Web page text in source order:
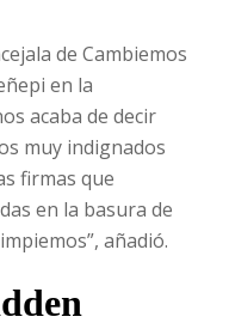
de Cambiemos
en la
acaba de decir
muy indignados
firmas que
en la basura de
añadió.